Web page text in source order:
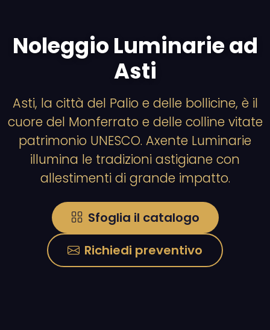
Noleggio Luminarie ad
Asti
Asti, la città del Palio e delle bollicine, è il
cuore del Monferrato e delle colline vitate
patrimonio UNESCO. Axente Luminarie
illumina le tradizioni astigiane con
allestimenti di grande impatto.
Sfoglia il catalogo
Richiedi preventivo